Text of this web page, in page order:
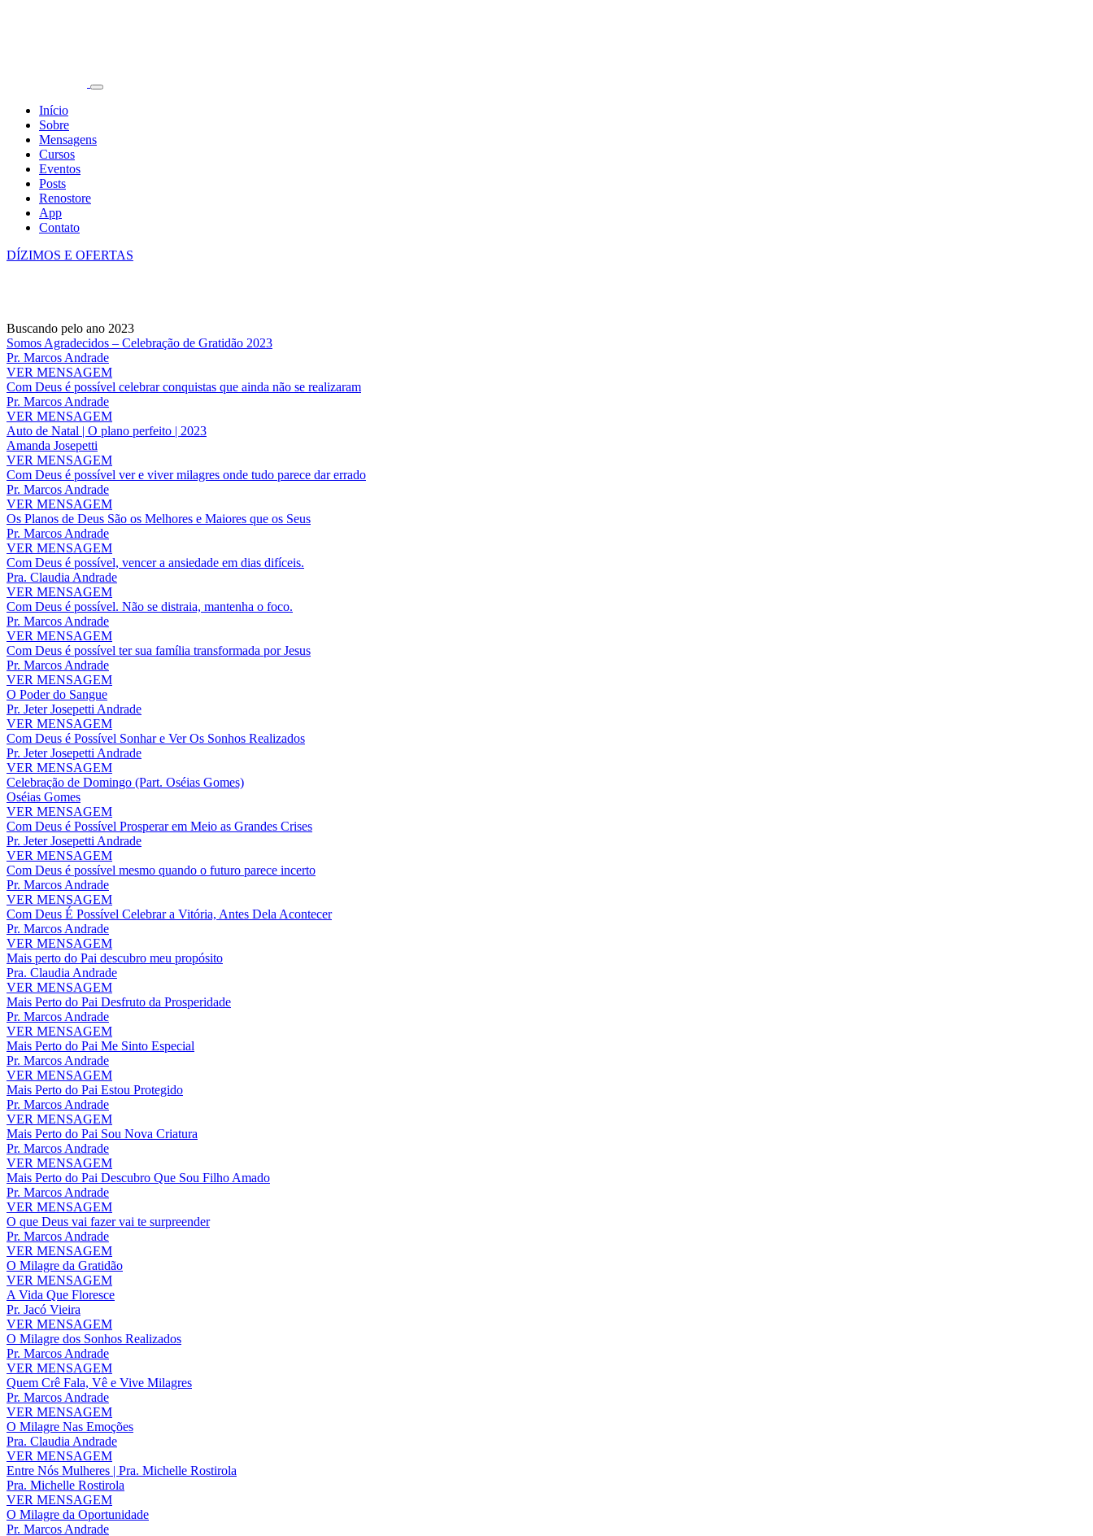
Início
Sobre
Mensagens
Cursos
Eventos
Posts
Renostore
App
Contato
DÍZIMOS E OFERTAS
Buscando pelo ano 2023
Somos Agradecidos – Celebração de Gratidão 2023
Pr. Marcos Andrade
VER MENSAGEM
Com Deus é possível celebrar conquistas que ainda não se realizaram
Pr. Marcos Andrade
VER MENSAGEM
Auto de Natal | O plano perfeito | 2023
Amanda Josepetti
VER MENSAGEM
Com Deus é possível ver e viver milagres onde tudo parece dar errado
Pr. Marcos Andrade
VER MENSAGEM
Os Planos de Deus São os Melhores e Maiores que os Seus
Pr. Marcos Andrade
VER MENSAGEM
Com Deus é possível, vencer a ansiedade em dias difíceis.
Pra. Claudia Andrade
VER MENSAGEM
Com Deus é possível. Não se distraia, mantenha o foco.
Pr. Marcos Andrade
VER MENSAGEM
Com Deus é possível ter sua família transformada por Jesus
Pr. Marcos Andrade
VER MENSAGEM
O Poder do Sangue
Pr. Jeter Josepetti Andrade
VER MENSAGEM
Com Deus é Possível Sonhar e Ver Os Sonhos Realizados
Pr. Jeter Josepetti Andrade
VER MENSAGEM
Celebração de Domingo (Part. Oséias Gomes)
Oséias Gomes
VER MENSAGEM
Com Deus é Possível Prosperar em Meio as Grandes Crises
Pr. Jeter Josepetti Andrade
VER MENSAGEM
Com Deus é possível mesmo quando o futuro parece incerto
Pr. Marcos Andrade
VER MENSAGEM
Com Deus É Possível Celebrar a Vitória, Antes Dela Acontecer
Pr. Marcos Andrade
VER MENSAGEM
Mais perto do Pai descubro meu propósito
Pra. Claudia Andrade
VER MENSAGEM
Mais Perto do Pai Desfruto da Prosperidade
Pr. Marcos Andrade
VER MENSAGEM
Mais Perto do Pai Me Sinto Especial
Pr. Marcos Andrade
VER MENSAGEM
Mais Perto do Pai Estou Protegido
Pr. Marcos Andrade
VER MENSAGEM
Mais Perto do Pai Sou Nova Criatura
Pr. Marcos Andrade
VER MENSAGEM
Mais Perto do Pai Descubro Que Sou Filho Amado
Pr. Marcos Andrade
VER MENSAGEM
O que Deus vai fazer vai te surpreender
Pr. Marcos Andrade
VER MENSAGEM
O Milagre da Gratidão
VER MENSAGEM
A Vida Que Floresce
Pr. Jacó Vieira
VER MENSAGEM
O Milagre dos Sonhos Realizados
Pr. Marcos Andrade
VER MENSAGEM
Quem Crê Fala, Vê e Vive Milagres
Pr. Marcos Andrade
VER MENSAGEM
O Milagre Nas Emoções
Pra. Claudia Andrade
VER MENSAGEM
Entre Nós Mulheres | Pra. Michelle Rostirola
Pra. Michelle Rostirola
VER MENSAGEM
O Milagre da Oportunidade
Pr. Marcos Andrade